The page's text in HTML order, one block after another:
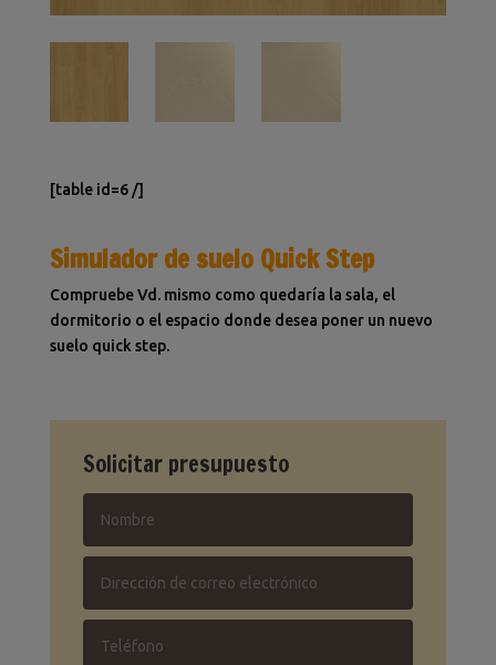
[table id=6 /]
Simulador de suelo Quick Step
Compruebe Vd. mismo como quedaría la sala, el
dormitorio o el espacio donde desea poner un nuevo
suelo quick step.
Solicitar presupuesto